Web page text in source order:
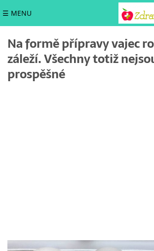
☰ MENU
Na formě přípravy vajec
záleží. Všechny totiž
prospěšné